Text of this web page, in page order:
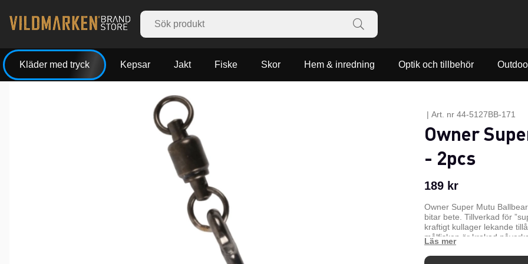
Kläder med tryck Kepsar Jakt Fiske Skor Hem & inredning Optik och tillbehör
| Art. nr 44-5127BB-171
Owner
- 2pcs
189 kr
Owner Super Mutu
bitar bete. Tillverkad för
kraftigt kullager lekande
målfisken är krokad
på fisken.
och en korrosions